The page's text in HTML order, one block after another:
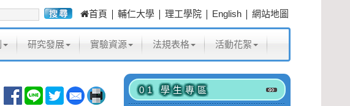
首頁 | 輔仁大學 | 理工學院 | English | 網站地圖
研究發展 實驗資源 法規表格 活動花絮
01 學生專區